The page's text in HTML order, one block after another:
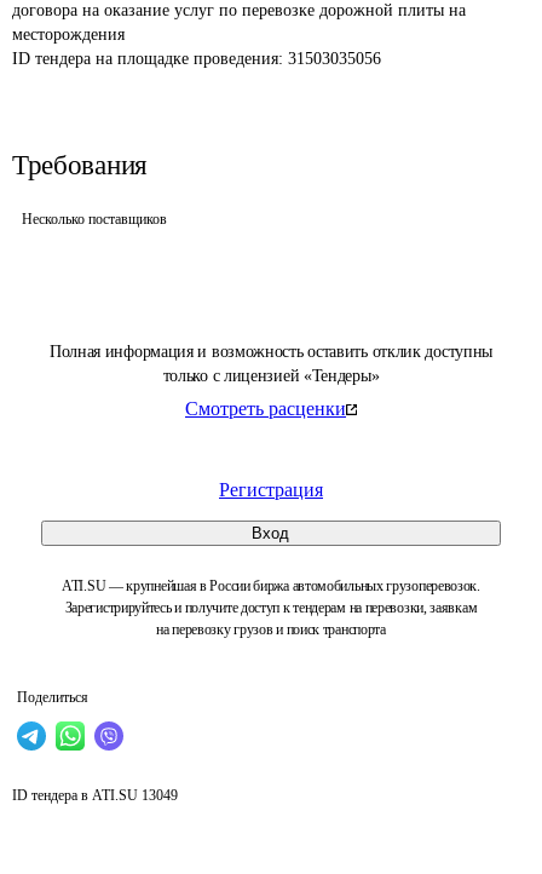
Полная информация и возможность оставить отклик доступны
только с лицензией «Тендеры»
Смотреть расценки
Регистрация
Вход
ATI.SU — крупнейшая в России биржа автомобильных грузоперевозок.
Зарегистрируйтесь и получите доступ к тендерам на перевозки, заявкам
на перевозку грузов и поиск транспорта
Поделиться
договора на оказание услуг по перевозке дорожной плиты на
месторождения
ID тендера на площадке проведения: 31503035056
Требования
Несколько поставщиков
ID тендера в ATI.SU 13049